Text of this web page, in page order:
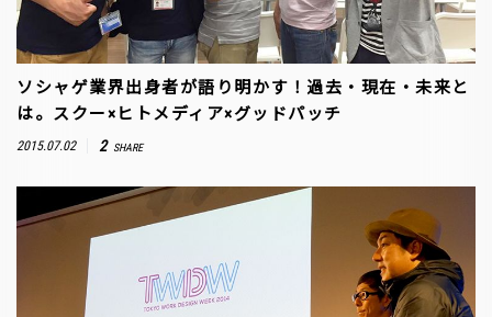
ソシャゲ業界出身者が語り明かす！過去・現在・未来と
は。スクー×ヒトメディア×グッドパッチ
2015.07.02 2 SHARE